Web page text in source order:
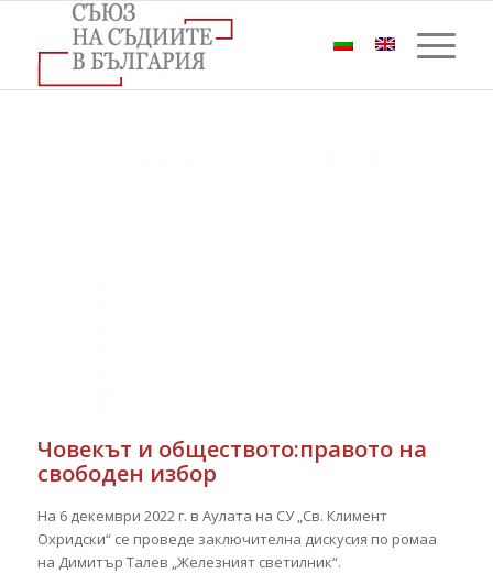
Човекът и обществото:правото на
свободен избор
На 6 декември 2022 г. в Аулата на СУ „Св. Климент
Охридски“ се проведе заключителна дискусия по ромаа
на Димитър Талев „Железният светилник“.